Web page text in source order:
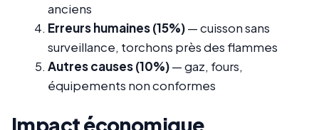
anciens
Erreurs humaines (15%)— cuisson sans
surveillance, torchons près des flammes
Autres causes (10%)— gaz, fours,
équipements non conformes
Impact économique